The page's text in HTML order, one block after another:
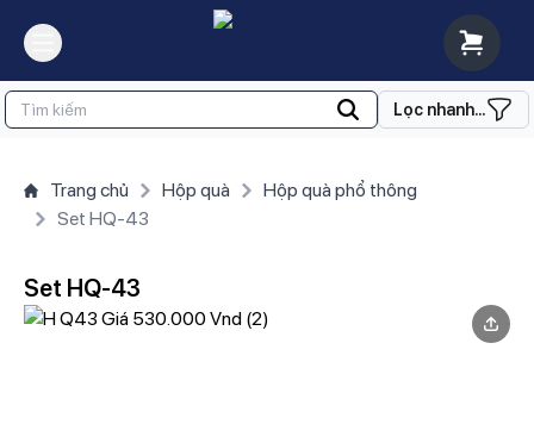
Lọc nhanh...
Trang chủ Hộp quà
Hộp quà phổ thông
Set HQ-43
Set HQ-43